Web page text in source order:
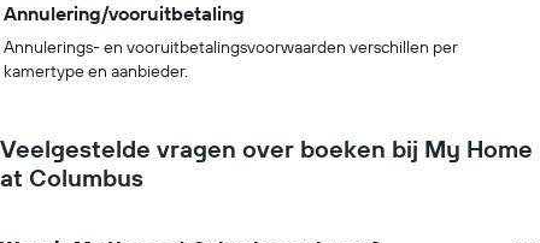
Annulering/vooruitbetaling
Annulerings- en vooruitbetalingsvoorwaarden verschillen per
kamertype en aanbieder.
Veelgestelde vragen over boeken bij My Home
at Columbus